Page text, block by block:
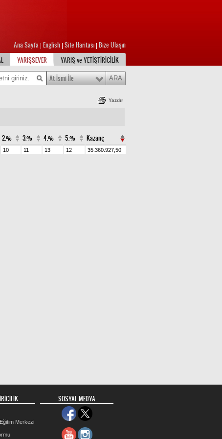
Ana Sayfa English Site Haritası Bize Ulaşın
YARIŞSEVER YARIŞ ve YETİŞTİRİCİLİK
At İsmi İle
Yazdır
2.% 3.% 4.% 5.% Kazanç
10 11 13 12
35.360.927,50
Merkezi
SOSYAL MEDYA